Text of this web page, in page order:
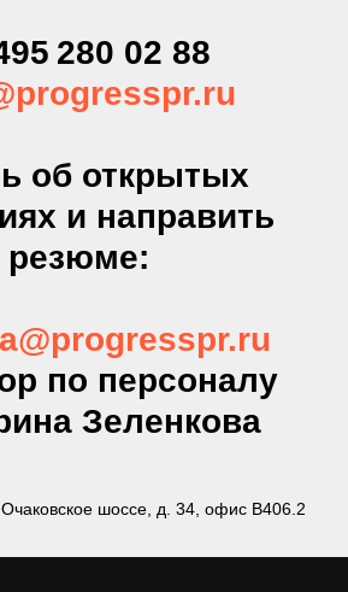
280 02 88
об открытых
и направить
резюме:
по персоналу
Зеленкова
Очаковское шоссе, д. 34, офис В406.2